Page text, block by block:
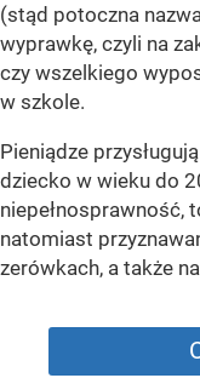
(stąd potoczna
wyprawkę, czyli na
czy wszelkiego
w szkole.
Pieniądze
dziecko w wieku do
niepełnosprawność,
natomiast
zerówkach, a także